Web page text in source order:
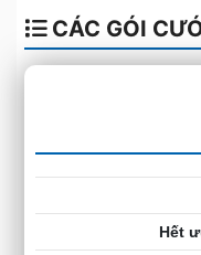
CÁC GÓI
Hết